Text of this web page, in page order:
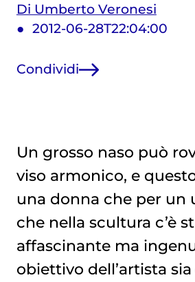
Di Umberto Veronesi
2012-06-28T22:04:00
Condividi
Un grosso naso può
viso armonico, e
una donna che per un
che nella scultura c’è
affascinante ma
obiettivo dell’artista